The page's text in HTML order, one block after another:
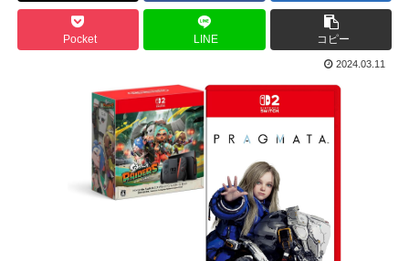
Pocket LINE コピー
2024.03.11